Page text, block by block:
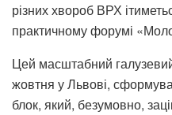
різних хвороб ВРХ
практичному форумі
Цей масштабний
жовтня у Львові,
блок, який, безумовно,